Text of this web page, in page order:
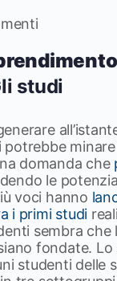
studi
potrebbe
domanda che
le
voci hanno
i primi studi
sembra che
fondate.
studenti delle